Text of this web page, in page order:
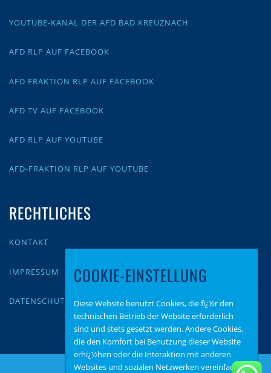
YOUTUBE-KANAL DER AFD BAD KREUZNACH
AFD RLP AUF FACEBOOK
AFD FRAKTION RLP AUF FACEBOOK
AFD TV AUF FACEBOOK
AFD RLP AUF YOUTUBE
AFD-FRAKTION RLP AUF YOUTUBE
RECHTLICHES
KONTAKT
IMPRESSUM
DATENSCHUTZ
COOKIE-EINSTELLUNG
Diese Website benutzt Cookies, die fï¿½r den
technischen Betrieb der Website erforderlich
sind und stets gesetzt werden. Andere Cookies,
die den Komfort bei Benutzung dieser Website
erhï¿½hen oder die Interaktion mit anderen
Websites und sozialen Netzwerken vereinfachen